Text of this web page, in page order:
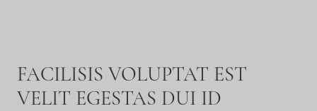
FACILISIS VOLUPTAT EST
VELIT EGESTAS DUI ID